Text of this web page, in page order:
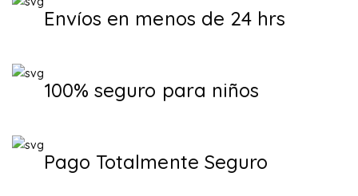
Envíos en menos de 24 hrs
100% seguro para niños
Pago Totalmente Seguro